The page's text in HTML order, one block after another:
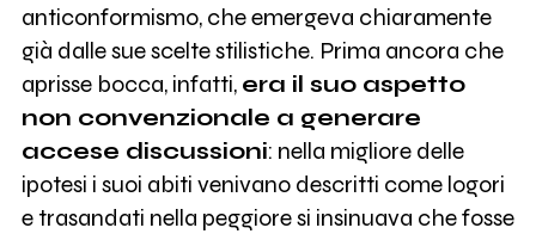
anticonformismo, che emergeva chiaramente
già dalle sue scelte stilistiche. Prima ancora che
aprisse bocca, infatti, era il suo aspetto
non convenzionale a generare
accese discussioni: nella migliore delle
ipotesi i suoi abiti venivano descritti come logori
e trasandati nella peggiore si insinuava che fosse